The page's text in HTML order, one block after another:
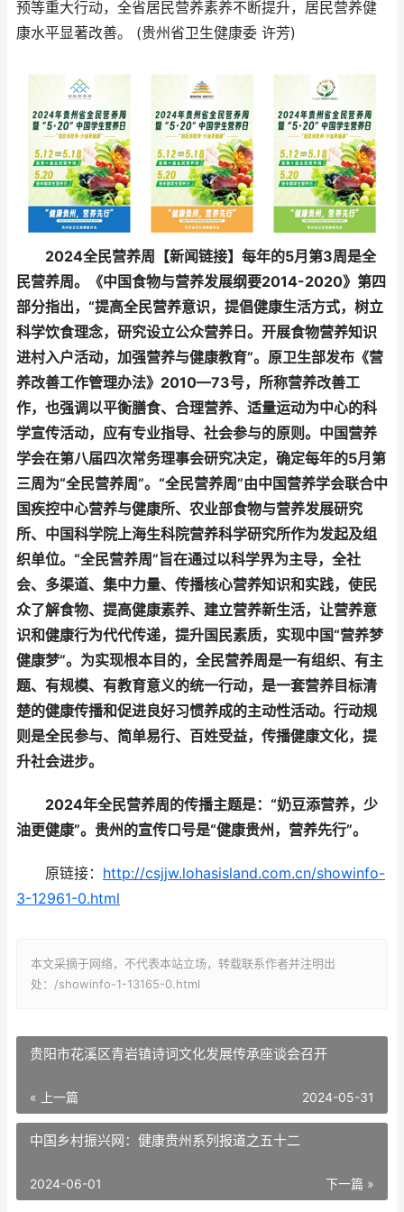
预等重大行动，全省居民营养素养不断提升，居民营养健
康水平显著改善。 (贵州省卫生健康委 许芳)
2024全民营养周【新闻链接】每年的5月第3周是全
民营养周。《中国食物与营养发展纲要2014-2020》第四
部分指出，“提高全民营养意识，提倡健康生活方式，树立
科学饮食理念，研究设立公众营养日。开展食物营养知识
进村入户活动，加强营养与健康教育”。原卫生部发布《营
养改善工作管理办法》2010—73号，所称营养改善工
作，也强调以平衡膳食、合理营养、适量运动为中心的科
学宣传活动，应有专业指导、社会参与的原则。中国营养
学会在第八届四次常务理事会研究决定，确定每年的5月第
三周为“全民营养周”。“全民营养周”由中国营养学会联合中
国疾控中心营养与健康所、农业部食物与营养发展研究
所、中国科学院上海生科院营养科学研究所作为发起及组
织单位。“全民营养周”旨在通过以科学界为主导，全社
会、多渠道、集中力量、传播核心营养知识和实践，使民
众了解食物、提高健康素养、建立营养新生活，让营养意
识和健康行为代代传递，提升国民素质，实现中国“营养梦
健康梦”。为实现根本目的，全民营养周是一有组织、有主
题、有规模、有教育意义的统一行动，是一套营养目标清
楚的健康传播和促进良好习惯养成的主动性活动。行动规
则是全民参与、简单易行、百姓受益，传播健康文化，提
升社会进步。
2024年全民营养周的传播主题是：“奶豆添营养，少
油更健康”。贵州的宣传口号是“健康贵州，营养先行”。
原链接： http://csjjw.lohasisland.com.cn/showinfo-
3-12961-0.html
本文采摘于网络，不代表本站立场，转载联系作者并注明出
处：/showinfo-1-13165-0.html
贵阳市花溪区青岩镇诗词文化发展传承座谈会召开
« 上一篇 2024-05-31
中国乡村振兴网：健康贵州系列报道之五十二
下一篇 »
2024-06-01